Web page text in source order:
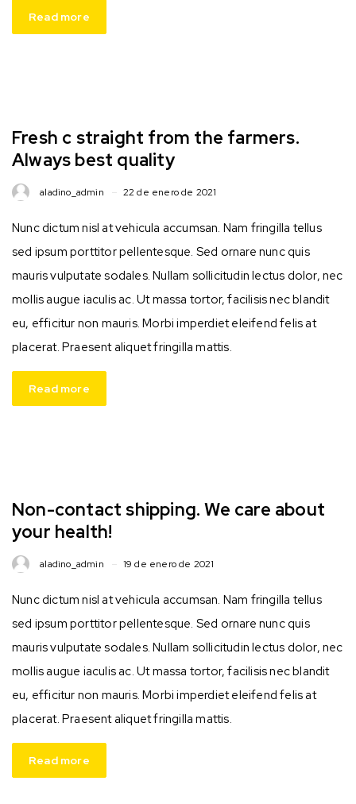
Read more
Fresh c straight from the farmers.
Always best quality
aladino_admin 22 de enero de 2021
Nunc dictum nisl at vehicula accumsan. Nam fringilla tellus
sed ipsum porttitor pellentesque. Sed ornare nunc quis
mauris vulputate sodales. Nullam sollicitudin lectus dolor, nec
mollis augue iaculis ac. Ut massa tortor, facilisis nec blandit
eu, efficitur non mauris. Morbi imperdiet eleifend felis at
placerat. Praesent aliquet fringilla mattis.
Read more
Non-contact shipping. We care about
your health!
aladino_admin 19 de enero de 2021
Nunc dictum nisl at vehicula accumsan. Nam fringilla tellus
sed ipsum porttitor pellentesque. Sed ornare nunc quis
mauris vulputate sodales. Nullam sollicitudin lectus dolor, nec
mollis augue iaculis ac. Ut massa tortor, facilisis nec blandit
eu, efficitur non mauris. Morbi imperdiet eleifend felis at
placerat. Praesent aliquet fringilla mattis.
Read more